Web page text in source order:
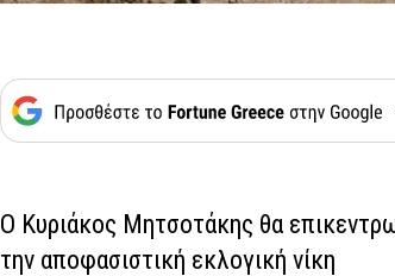
Ο Κυριάκος Μητσοτάκης θα
την αποφασιστική εκλογική νίκη